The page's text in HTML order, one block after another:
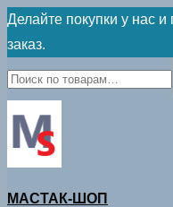
Skip
to
content
Делайте покупки у нас и
заказ.
Искать:
МАСТАК-ШОП